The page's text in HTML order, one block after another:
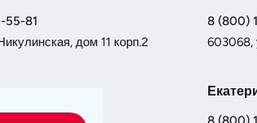
55-81
дом 11 корп.2
8 (800)
603068,